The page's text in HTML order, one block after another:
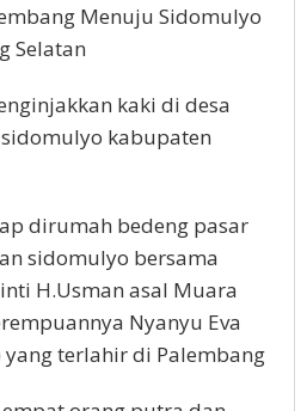
Menuju Sidomulyo
Selatan
kaki di desa
kabupaten
dirumah bedeng pasar
sidomulyo bersama
H.Usman asal Muara
Nyanyu Eva
yang terlahir di Palembang